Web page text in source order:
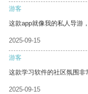
游客
这款app就像我的私人导游
2025-09-15
游客
这款学习软件的社区氛围非
2025-09-15